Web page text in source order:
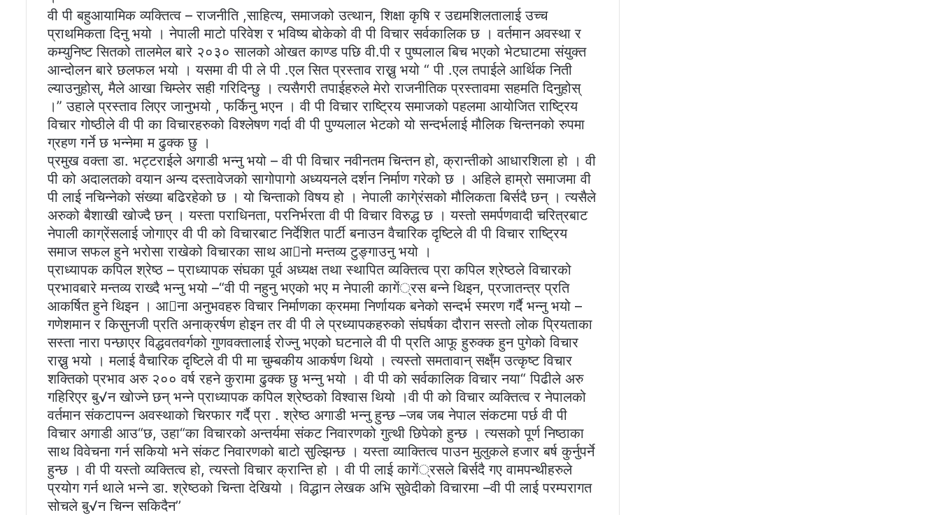
वी पी बहुआयामिक व्यक्तित्व – राजनीति ,साहित्य, समाजको उत्थान, शिक्षा कृषि र उद्यमशिलतालाई उच्च
प्राथमिकता दिनु भयो । नेपाली माटो परिवेश र भविष्य बोकेको वी पी विचार सर्वकालिक छ । वर्तमान अवस्था र
कम्युनिष्ट सितको तालमेल बारे २०३० सालको ओखत काण्ड पछि वी.पी र पुष्पलाल बिच भएको भेटघाटमा संयुक्त
आन्दोलन बारे छलफल भयो । यसमा वी पी ले पी .एल सित प्रस्ताव राख्नु भयो “ पी .एल तपाईले आर्थिक निती
ल्याउनुहोस्, मैले आखा चिम्लेर सही गरिदिन्छु । त्यसैगरी तपाईहरुले मेरो राजनीतिक प्रस्तावमा सहमति दिनुहोस्
।” उहाले प्रस्ताव लिएर जानुभयो , फर्किनु भएन । वी पी विचार राष्ट्रिय समाजको पहलमा आयोजित राष्ट्रिय
विचार गोष्ठीले वी पी का विचारहरुको विश्लेषण गर्दा वी पी पुण्यलाल भेटको यो सन्दर्भलाई मौलिक चिन्तनको रुपमा
ग्रहण गर्ने छ भन्नेमा म ढुक्क छु ।
प्रमुख वक्ता डा. भट्टराईले अगाडी भन्नु भयो – वी पी विचार नवीनतम चिन्तन हो, क्रान्तीको आधारशिला हो । वी
पी को अदालतको वयान अन्य दस्तावेजको सागोपागो अध्ययनले दर्शन निर्माण गरेको छ । अहिले हाम्रो समाजमा वी
पी लाई नचिन्नेको संख्या बढिरहेको छ । यो चिन्ताको विषय हो । नेपाली कागे्रंसको मौलिकता बिर्सदै छन् । त्यसैले
अरुको बैशाखी खोज्दै छन् । यस्ता पराधिनता, परनिर्भरता वी पी विचार विरुद्ध छ । यस्तो समर्पणवादी चरित्रबाट
नेपाली काग्रेंसलाई जोगाएर वी पी को विचारबाट निर्देशित पार्टी बनाउन वैचारिक दृष्टिले वी पी विचार राष्ट्रिय
समाज सफल हुने भरोसा राखेको विचारका साथ आनो मन्तव्य टुङ्गाउनु भयो ।
प्राध्यापक कपिल श्रेष्ठ – प्राध्यापक संघका पूर्व अध्यक्ष तथा स्थापित व्यक्तित्व प्रा कपिल श्रेष्ठले विचारको
प्रभावबारे मन्तव्य राख्दै भन्नु भयो –“वी पी नहुनु भएको भए म नेपाली कागें्रस बन्ने थिइन, प्रजातन्त्र प्रति
आकर्षित हुने थिइन । आना अनुभवहरु विचार निर्माणका क्रममा निर्णायक बनेको सन्दर्भ स्मरण गर्दै भन्नु भयो –
गणेशमान र किसुनजी प्रति अनाक्रर्षण होइन तर वी पी ले प्रध्यापकहरुको संघर्षका दौरान सस्तो लोक प्रियताका
सस्ता नारा पन्छाएर विद्धवतवर्गको गुणवक्तालाई रोज्नु भएको घटनाले वी पी प्रति आफू हुरुक्क हुन पुगेको विचार
राख्नु भयो । मलाई वैचारिक दृष्टिले वी पी मा चुम्बकीय आकर्षण थियो । त्यस्तो समतावान् सक्ष्ँम उत्कृष्ट विचार
शक्तिको प्रभाव अरु २०० वर्ष रहने कुरामा ढुक्क छु भन्नु भयो । वी पी को सर्वकालिक विचार नया“ पिढीले अरु
गहिरिएर बु√न खोज्ने छन् भन्ने प्राध्यापक कपिल श्रेष्ठको विश्वास थियो ।वी पी को विचार व्यक्तित्व र नेपालको
वर्तमान संकटापन्न अवस्थाको चिरफार गर्दै प्रा . श्रेष्ठ अगाडी भन्नु हुन्छ –जब जब नेपाल संकटमा पर्छ वी पी
विचार अगाडी आउ“छ, उहा“का विचारको अन्तर्यमा संकट निवारणको गुत्थी छिपेको हुन्छ । त्यसको पूर्ण निष्ठाका
साथ विवेचना गर्न सकियो भने संकट निवारणको बाटो सुल्झिन्छ । यस्ता व्याक्तित्व पाउन मुलुकले हजार बर्ष कुर्नुपर्ने
हुन्छ । वी पी यस्तो व्यक्तित्व हो, त्यस्तो विचार क्रान्ति हो । वी पी लाई कागें्रसले बिर्सदै गए वामपन्थीहरुले
प्रयोग गर्न थाले भन्ने डा. श्रेष्ठको चिन्ता देखियो । विद्धान लेखक अभि सुवेदीको विचारमा –वी पी लाई परम्परागत
सोचले बु√न चिन्न सकिदैन’’